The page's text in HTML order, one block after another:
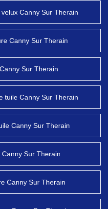
Canny Sur Therain
Canny Sur Therain
Sur Therain
tuile Canny Sur Therain
Canny Sur Therain
Sur Therain
Canny Sur Therain